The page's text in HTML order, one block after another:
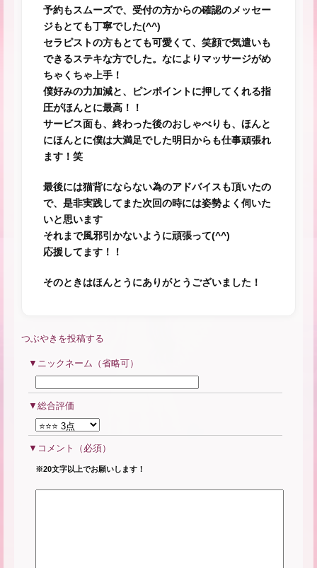
予約もスムーズで、受付の方からの確認のメッセー
ジもとても丁寧でした(^^)
セラピストの方もとても可愛くて、笑顔で気遣いも
できるステキな方でした。なによりマッサージがめ
ちゃくちゃ上手！
僕好みの力加減と、ピンポイントに押してくれる指
圧がほんとに最高！！
サービス面も、終わった後のおしゃべりも、ほんと
にほんとに僕は大満足でした明日からも仕事頑張れ
ます！笑
最後には猫背にならない為のアドバイスも頂いたの
で、是非実践してまた次回の時には姿勢よく伺いた
いと思います
それまで風邪引かないように頑張って(^^)
応援してます！！
そのときはほんとうにありがとうございました！
つぶやきを投稿する
ニックネーム（省略可）
総合評価
コメント （必須）
※20文字以上でお願いします！